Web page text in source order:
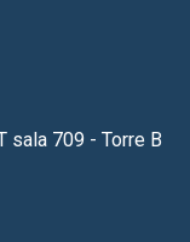
sala 709 - Torre B